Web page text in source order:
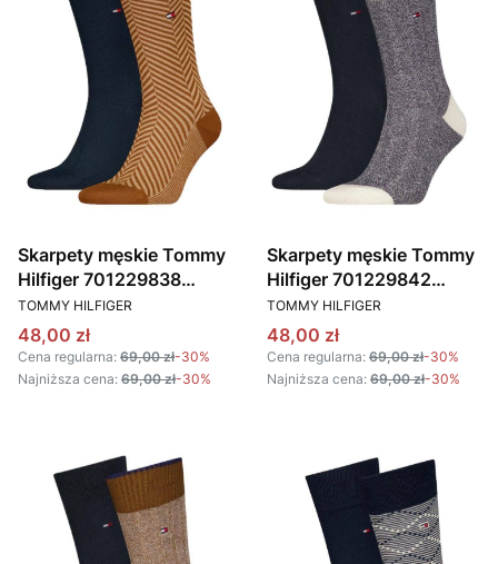
Skarpety męskie Tommy
Hilfiger 701229838
granatowy brązowy
PRODUCENT
TOMMY HILFIGER
Cena promocyjna
48,00 zł
Cena regularna: 69,00 zł-30%
Najniższa cena: 69,00 zł-30%
Skarpety męskie Tommy
Hilfiger 701229842
granatowy
PRODUCENT
TOMMY HILFIGER
Cena promocyjna
48,00 zł
Cena regularna: 69,00 zł-30%
Najniższa cena: 69,00 zł-30%